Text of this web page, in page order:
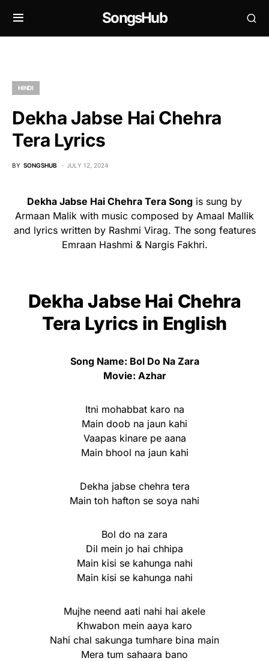
SongsHub
HINDI
Dekha Jabse Hai Chehra
Tera Lyrics
BY SONGSHUB JULY 12, 2024
Dekha Jabse Hai Chehra Tera Song is sung by
Armaan Malik with music composed by Amaal Mallik
and lyrics written by Rashmi Virag. The song features
Emraan Hashmi & Nargis Fakhri.
Dekha Jabse Hai Chehra
Tera Lyrics in English
Song Name: Bol Do Na Zara
Movie: Azhar
Itni mohabbat karo na
Main doob na jaun kahi
Vaapas kinare pe aana
Main bhool na jaun kahi
Dekha jabse chehra tera
Main toh hafton se soya nahi
Bol do na zara
Dil mein jo hai chhipa
Main kisi se kahunga nahi
Main kisi se kahunga nahi
Mujhe neend aati nahi hai akele
Khwabon mein aaya karo
Nahi chal sakunga tumhare bina main
Mera tum sahaara bano